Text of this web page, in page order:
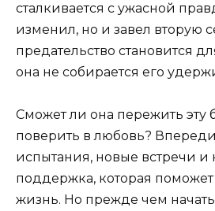
сталкивается с ужасной
изменил, но и завел вторую
предательство становится
она не собирается его
Сможет ли она пережить эту
поверить в любовь?
испытания, новые встречи
поддержка, которая поможет
жизнь. Но прежде чем